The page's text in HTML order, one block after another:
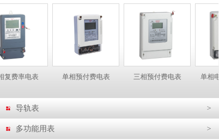
率电表 单相预付费电表 三相预付费电表 单相电子
导轨表 >
多功能用表 >